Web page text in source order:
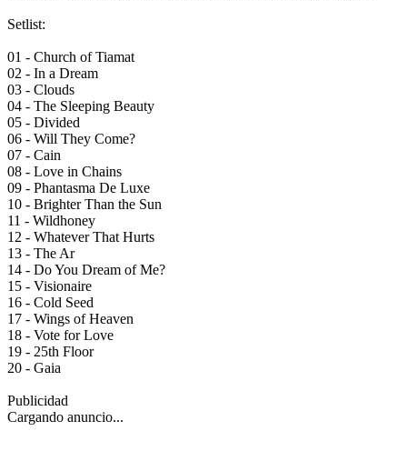
Setlist:
01 - Church of Tiamat
02 - In a Dream
03 - Clouds
04 - The Sleeping Beauty
05 - Divided
06 - Will They Come?
07 - Cain
08 - Love in Chains
09 - Phantasma De Luxe
10 - Brighter Than the Sun
11 - Wildhoney
12 - Whatever That Hurts
13 - The Ar
14 - Do You Dream of Me?
15 - Visionaire
16 - Cold Seed
17 - Wings of Heaven
18 - Vote for Love
19 - 25th Floor
20 - Gaia
Publicidad
Cargando anuncio...